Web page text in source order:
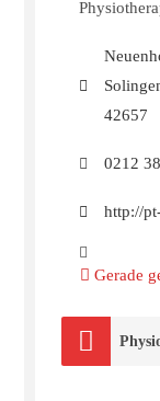
42657
0212
http://
Gerade